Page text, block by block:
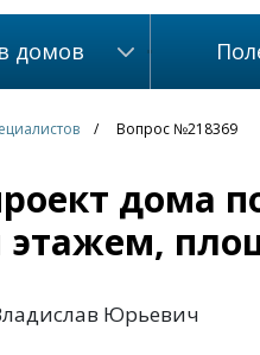
домов
Вопрос №218369
дома
Юрьевич